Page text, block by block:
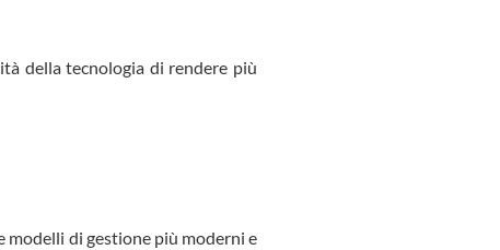
della tecnologia di rendere più
di gestione più moderni e